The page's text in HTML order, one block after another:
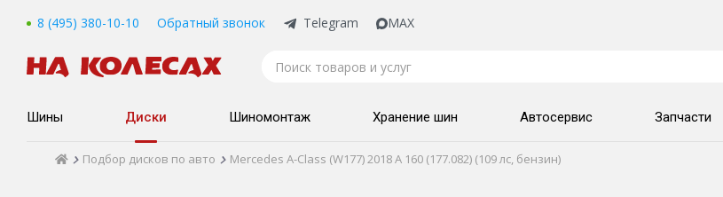
8 (495) 380-10-10 Обратный звонок Telegram MAX
Шины Диски Шиномонтаж Хранение шин Автосервис Запчасти
Подбор дисков по авто Mercedes A-Class (W177) 2018 A 160 (177.082) (109 лс, бензин)